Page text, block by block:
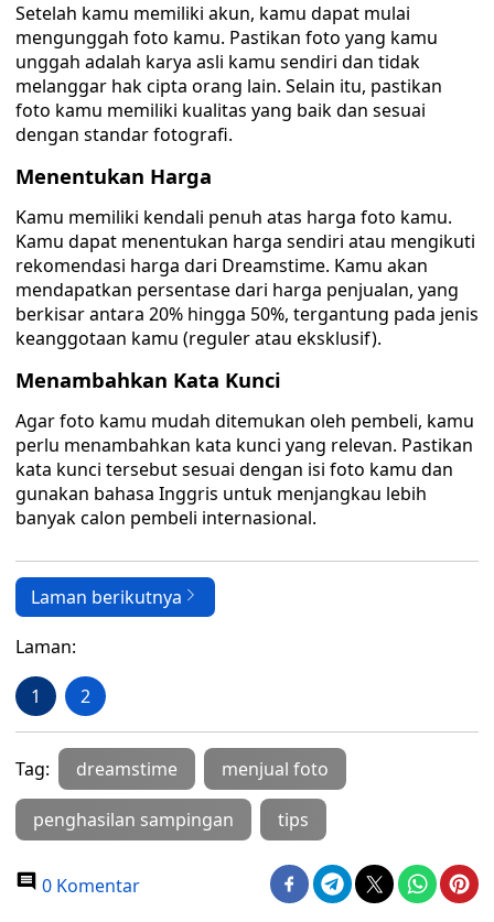
Setelah kamu memiliki akun, kamu dapat mulai
mengunggah foto kamu. Pastikan foto yang kamu
unggah adalah karya asli kamu sendiri dan tidak
melanggar hak cipta orang lain. Selain itu, pastikan
foto kamu memiliki kualitas yang baik dan sesuai
dengan standar fotografi.
Menentukan Harga
Kamu memiliki kendali penuh atas harga foto kamu.
Kamu dapat menentukan harga sendiri atau mengikuti
rekomendasi harga dari Dreamstime. Kamu akan
mendapatkan persentase dari harga penjualan, yang
berkisar antara 20% hingga 50%, tergantung pada jenis
keanggotaan kamu (reguler atau eksklusif).
Menambahkan Kata Kunci
Agar foto kamu mudah ditemukan oleh pembeli, kamu
perlu menambahkan kata kunci yang relevan. Pastikan
kata kunci tersebut sesuai dengan isi foto kamu dan
gunakan bahasa Inggris untuk menjangkau lebih
banyak calon pembeli internasional.
Laman berikutnya
Laman:
1 2
Tag: dreamstime menjual foto
penghasilan sampingan tips
0 Komentar